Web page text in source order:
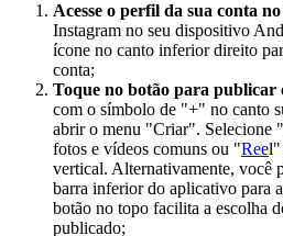
Acesse o perfil da sua conta
Instagram no seu dispositivo
ícone no canto inferior direito
conta;
Toque no botão para publicar
com o símbolo de "+" no canto
abrir o menu "Criar". Selecione
fotos e vídeos comuns ou "Reel"
vertical. Alternativamente, você
barra inferior do aplicativo para
botão no topo facilita a escolha
publicado;